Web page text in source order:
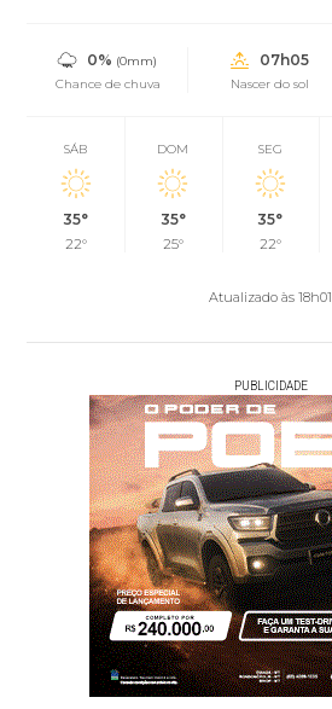
0% (0mm)
Chance de chuva
07h05
Nascer do sol
SÁB
35°
22°
DOM
35°
25°
SEG
35°
22°
Atualizado às 18h01
PUBLICIDADE